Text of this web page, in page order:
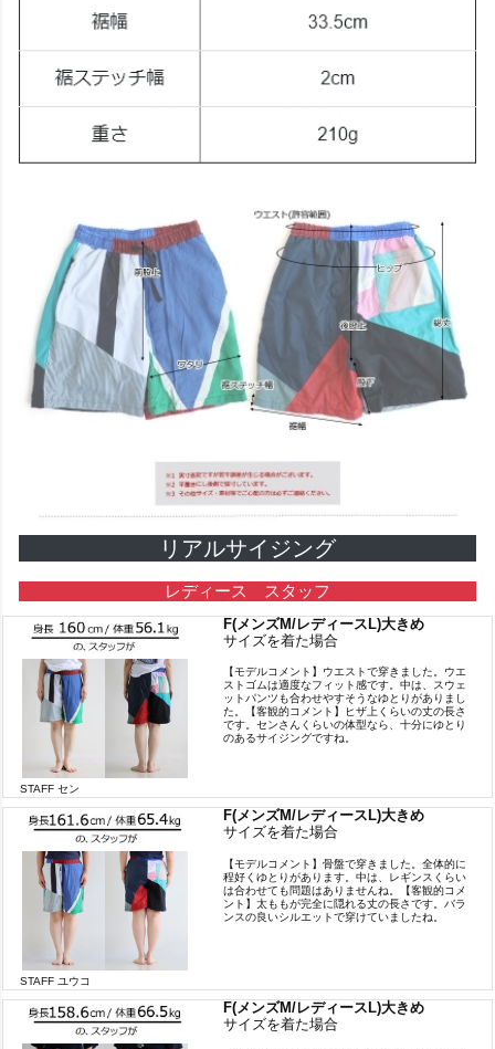
リアルサイジング
レディース スタッフ
F(メンズM/レディースL)大きめ
サイズを着た場合
STAFF セン
【モデルコメント】ウエストで穿きました。ウエ
ストゴムは適度なフィット感です。中は、スウェ
ットパンツも合わせやすそうなゆとりがありまし
た。【客観的コメント】ヒザ上くらいの丈の長さ
です。センさんくらいの体型なら、十分にゆとり
のあるサイジングですね。
F(メンズM/レディースL)大きめ
サイズを着た場合
STAFF ユウコ
【モデルコメント】骨盤で穿きました。全体的に
程好くゆとりがあります。中は、レギンスくらい
は合わせても問題はありませんね。【客観的コメ
ント】太ももが完全に隠れる丈の長さです。バラ
ンスの良いシルエットで穿けていましたね。
F(メンズM/レディースL)大きめ
サイズを着た場合